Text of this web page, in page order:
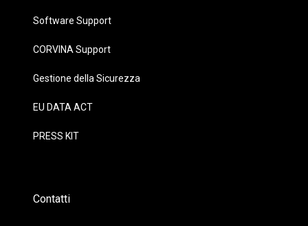
Software Support
CORVINA Support
Gestione della Sicurezza
EU DATA ACT
PRESS KIT
Contatti